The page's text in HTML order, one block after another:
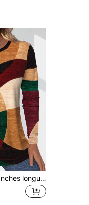
INAWLY T-shirt manches longues ajusté, imprimé bicolore, style casual d'automne